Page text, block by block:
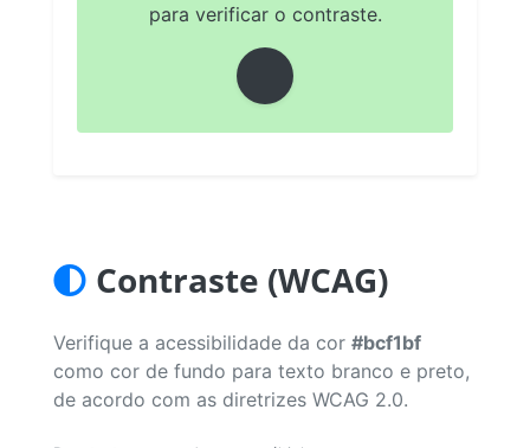
para verificar o contraste.
Contraste (WCAG)
Verifique a acessibilidade da cor #bcf1bf
como cor de fundo para texto branco e preto,
de acordo com as diretrizes WCAG 2.0.